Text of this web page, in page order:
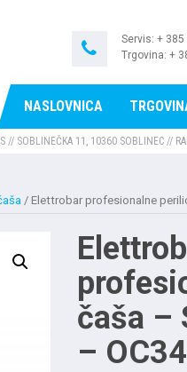
Servis: +
Trgovina: +
NASLOVNICA
// SOBLINEČKA 11, 10360 SOBLINEC //
/ Elettrobar profesionalne
čaša –
–